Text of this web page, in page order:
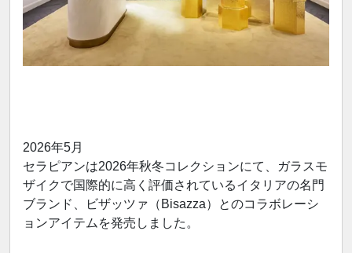
2026年5月
セラピアンは2026年秋冬コレクションにて、ガラスモ
ザイクで国際的に高く評価されているイタリアの名門
ブランド、ビザッツァ（Bisazza）とのコラボレーシ
ョンアイテムを発売しました。